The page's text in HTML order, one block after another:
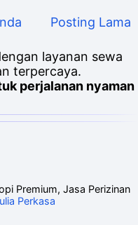
Posting Lama
layanan sewa
terpercaya.
perjalanan nyaman
Premium, Jasa Perizinan
Perkasa